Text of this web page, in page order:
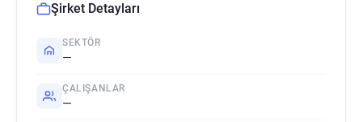
Şirket Detayları
SEKTÖR
—
ÇALIŞANLAR
—